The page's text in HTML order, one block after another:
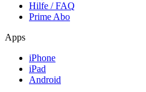
Hilfe / FAQ
Prime Abo
Apps
iPhone
iPad
Android